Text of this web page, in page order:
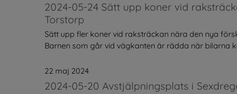
2024-05-24 Sätt upp koner vid
Torstorp
Sätt upp fler koner vid raksträckan nära den nya
Barnen som går vid vägkanten är rädda när bilarna
22 maj 2024
2024-05-20 Avstjälpningsplats i